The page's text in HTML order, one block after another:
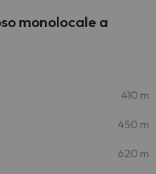
monolocale a
410 m
450 m
620 m